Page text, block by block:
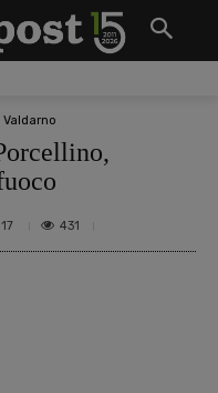
Valdarno
431